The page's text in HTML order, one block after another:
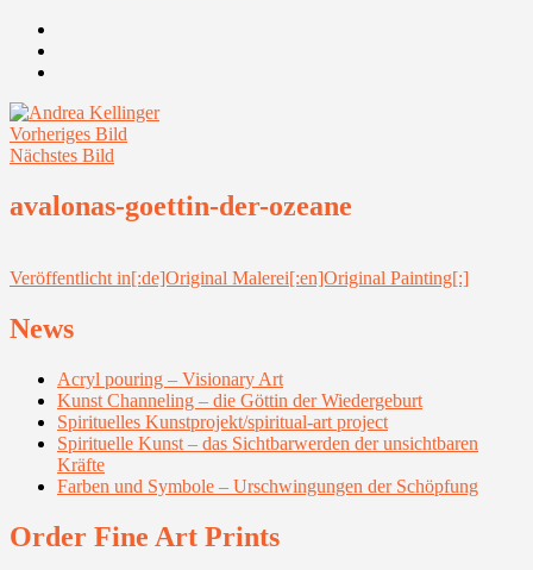
Vorheriges Bild
Nächstes Bild
avalonas-goettin-der-ozeane
Beitragsnavigation
Veröffentlicht in[:de]Original Malerei[:en]Original Painting[:]
News
Acryl pouring – Visionary Art
Kunst Channeling – die Göttin der Wiedergeburt
Spirituelles Kunstprojekt/spiritual-art project
Spirituelle Kunst – das Sichtbarwerden der unsichtbaren
Kräfte
Farben und Symbole – Urschwingungen der Schöpfung
Order Fine Art Prints